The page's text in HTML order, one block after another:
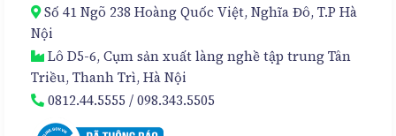
Hoàn
Cấp
Số 41 Ngõ 238 Hoàng Quốc Việt, Nghĩa Đô, T.P Hà
Nội
Lô D5-6, Cụm sản xuất làng nghề tập trung Tân
Triều, Thanh Trì, Hà Nội
0812.44.5555 /098.343.5505